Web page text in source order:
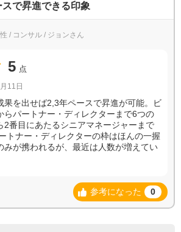
で昇進できる印象
/ コンサル / ジョンさん
5 点
11日
果を出せば2,3年ペースで昇進が可能。ビ
らパートナー・ディレクターまで6つの
2番目にあたるシニアマネージャーまで
トナー・ディレクターの枠はほんの一握
みが携われるが、最近は人数が増えてい
参考になった 0